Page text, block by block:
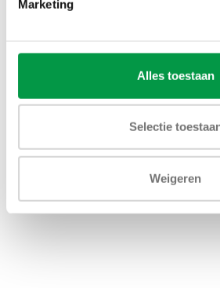
Marketing
Alles toestaan
Selectie
Weigeren
set canister uitlopen
midden rechts)
Toevoegen aan